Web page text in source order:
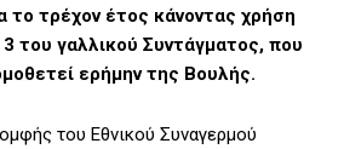
το τρέχον έτος κάνοντας χρήση
του γαλλικού Συντάγματος, που
ερήμην της Βουλής.
του Εθνικού Συναγερμού